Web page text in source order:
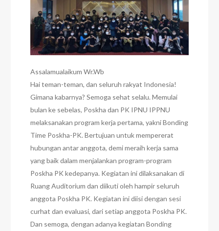
Assalamualaikum Wr.Wb
Hai teman-teman, dan seluruh rakyat Indonesia!
Gimana kabarnya? Semoga sehat selalu. Memulai
bulan ke sebelas, Poskha dan PK IPNU IPPNU
melaksanakan program kerja pertama, yakni Bonding
Time Poskha-PK. Bertujuan untuk mempererat
hubungan antar anggota, demi meraih kerja sama
yang baik dalam menjalankan program-program
Poskha PK kedepanya. Kegiatan ini dilaksanakan di
Ruang Auditorium dan diikuti oleh hampir seluruh
anggota Poskha PK. Kegiatan ini diisi dengan sesi
curhat dan evaluasi, dari setiap anggota Poskha PK.
Dan semoga, dengan adanya kegiatan Bonding